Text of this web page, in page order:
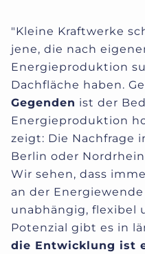
"Kleine Kraftwerke
jene, die nach
Energieproduktion
Dachfläche haben.
Gegenden ist der
Energieproduktion
zeigt: Die Nachfrage
Berlin oder
Wir sehen, dass
an der
unabhängig, flexibel
Potenzial gibt es in
die Entwicklung ist